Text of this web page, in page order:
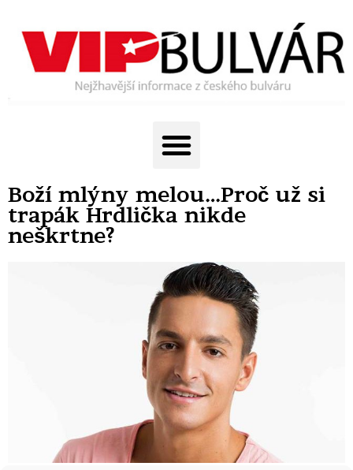
Boží mlýny melou…Proč už si
trapák Hrdlička nikde
neškrtne?